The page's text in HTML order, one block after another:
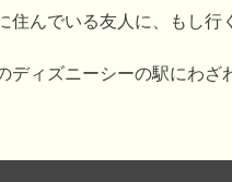
住んでいる友人に、もし
ディズニーシーの駅にわざ